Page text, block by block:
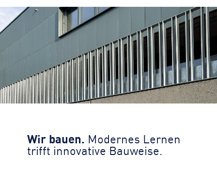
Straßenreinigung
Turmdrehkran
Baumaschinen
Containerservice
Begleitfahrzeug
Zahlen, Daten, Fakten
Standorte
Geschichte
Engagement
Zertifizierungen & Partner
Nachhaltigkeit
KONTAKT
Impressum
Datenschutz
Barrierefreiheit
Transparenz
Hinweisgeber
Downloads
Wir bauen. Modernes Lernen
trifft innovative Bauweise.